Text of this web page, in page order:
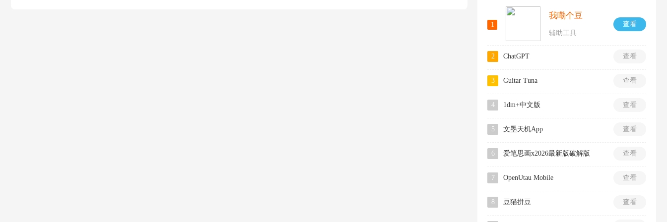
1 查看
我嘞个豆
辅助工具
2 查看
ChatGPT
3 查看
Guitar Tuna
4 查看
1dm+中文版
5 查看
文墨天机App
6 查看
爱笔思画x2026最新版破解版
7 查看
OpenUtau Mobile
8 查看
豆猫拼豆